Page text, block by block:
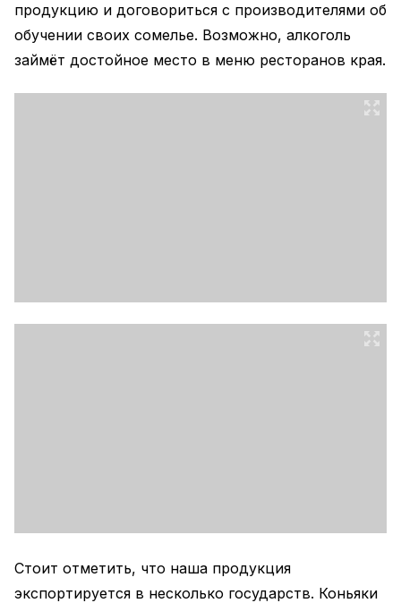
продукцию и договориться с производителями об
обучении своих сомелье. Возможно, алкоголь
займёт достойное место в меню ресторанов края.
Стоит отметить, что наша продукция
экспортируется в несколько государств. Коньяки